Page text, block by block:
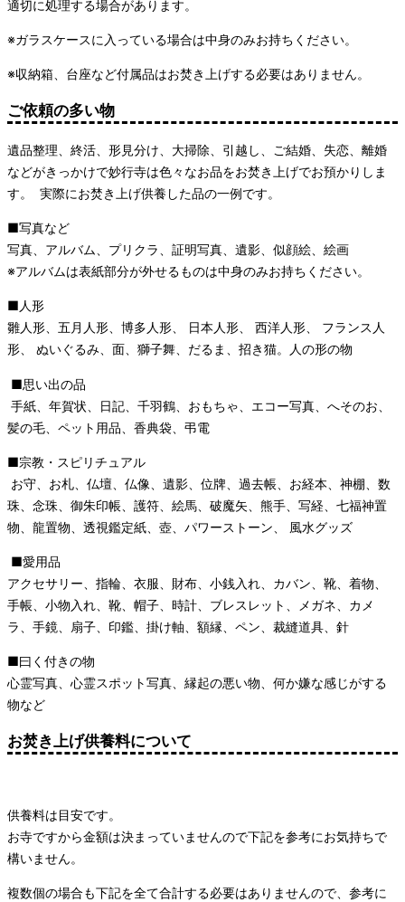
適切に処理する場合があります。
※ガラスケースに入っている場合は中身のみお持ちください。
※収納箱、台座など付属品はお焚き上げする必要はありません。
ご依頼の多い物
遺品整理、 終活、形見分け、大掃除、 引越し、
ご結婚、失恋、離婚
などがきっかけで妙行寺は色々なお品をお焚き上げでお預かりしま
す。 実際にお焚き上げ供養した品の一例です。
■写真など
写真、アルバム、プリクラ、証明写真、遺影、似顔絵、絵画
※アルバムは表紙部分が外せるものは中身のみお持ちください。
■人形
雛人形、五月人形、博多人形、 日本人形、 西洋人形、 フランス人
形、 ぬいぐるみ、面、獅子舞、だるま、招き猫。人の形の物
■思い出の品
手紙、年賀状、日記、千羽鶴、おもちゃ、エコー写真、へそのお、
髪の毛、ペット用品、 香典袋、弔電
■宗教・スピリチュアル
お守、お札、仏壇、仏像、遺影、位牌、 過去帳、 お経本、 神棚、数
珠、念珠、御朱印帳、護符、絵馬、破魔矢、熊手、写経、七福神置
物、龍置物、透視鑑定紙、壺、パワーストーン、 風水グッズ
■愛用品
アクセサリー、指輪、衣服、財布、小銭入れ、カバン、靴、着物、
手帳、小物入れ、靴、帽子、時計、ブレスレット、メガネ、カメ
ラ、手鏡、扇子、印鑑、掛け軸、額縁、ペン、裁縫道具、針
■曰く付きの物
心霊写真、心霊スポット写真、縁起の悪い物、何か嫌な感じがする
物など
お焚き上げ供養料について
供養料は目安です。
お寺ですから金額は決まっていませんので下記を参考にお気持ちで
構いません。
複数個の場合も下記を全て合計する必要はありませんので、参考に